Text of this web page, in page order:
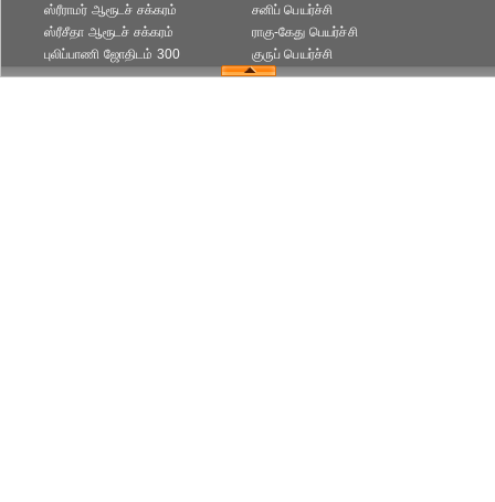
ஸ்ரீராமர் ஆரூடச் சக்கரம்
ஸ்ரீசீதா ஆரூடச் சக்கரம்
புலிப்பாணி ஜோதிடம் 300
சனிப் பெயர்ச்சி
ராகு-கேது பெயர்ச்சி
குருப் பெயர்ச்சி